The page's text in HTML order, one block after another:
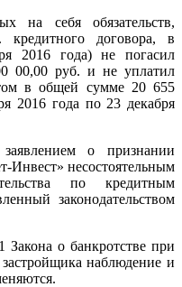
на себя обязательств,
договора, в
2016 года) не погасил
00,00 руб. и не уплатил
в общей сумме 20 655
2016 года по 23 декабря
о признании
Инвест» несостоятельным
по кредитным
законодательством
о банкротстве при
наблюдение и